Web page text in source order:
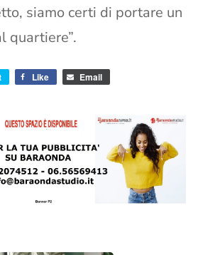
siamo certi di portare un
quartiere”.
Like Email